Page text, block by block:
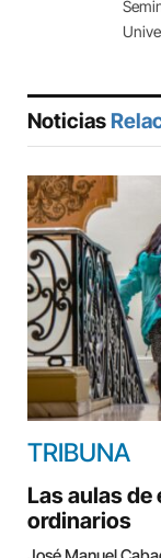
Noticias
TRIBUNA
Las aulas
ordinarios